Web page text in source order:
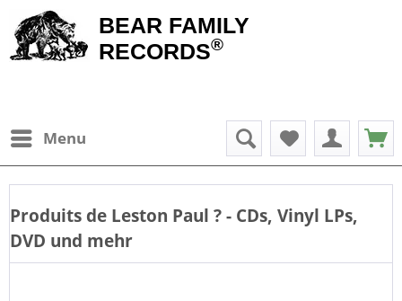
BEAR FAMILY
RECORDS®
Menu
Produits de Leston Paul ? - CDs, Vinyl LPs,
DVD und mehr